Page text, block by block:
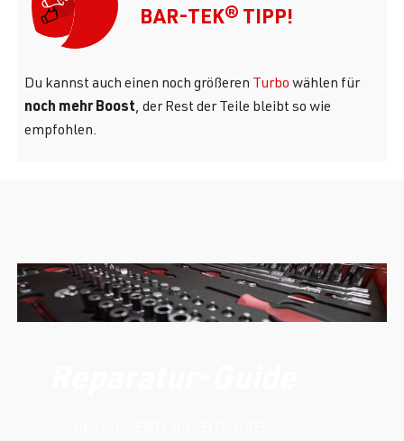
BAR-TEK® TIPP!
Du kannst auch einen noch größeren Turbo wählen für
noch mehr Boost , der Rest der Teile bleibt so wie
empfohlen.